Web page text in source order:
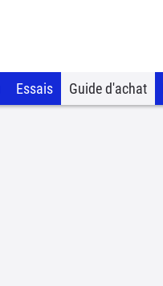
Essais Guide d'achat